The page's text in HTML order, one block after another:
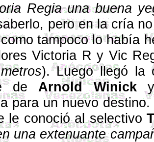
Regia una buena
pero en la cría
tampoco lo había
Victoria R y Vic
). Luego llegó la
de Arnold Winick
para un nuevo
le conoció al selectivo
una extenuante